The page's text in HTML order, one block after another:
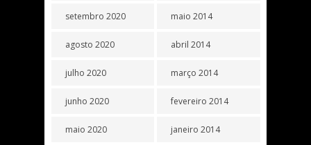
setembro 2020
agosto 2020
julho 2020
junho 2020
maio 2020
maio 2014
abril 2014
março 2014
fevereiro 2014
janeiro 2014